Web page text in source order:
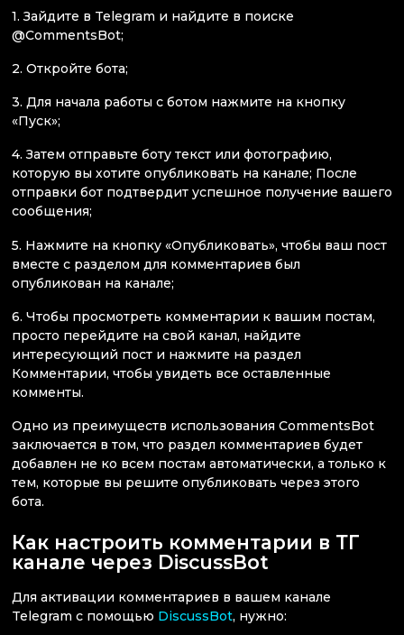
1. Зайдите в Telegram и найдите в поиске
@CommentsBot;
2. Откройте бота;
3. Для начала работы с ботом нажмите на кнопку
«Пуск»;
4. Затем отправьте боту текст или фотографию,
которую вы хотите опубликовать на канале; После
отправки бот подтвердит успешное получение вашего
сообщения;
5. Нажмите на кнопку «Опубликовать», чтобы ваш пост
вместе с разделом для комментариев был
опубликован на канале;
6. Чтобы просмотреть комментарии к вашим постам,
просто перейдите на свой канал, найдите
интересующий пост и нажмите на раздел
Комментарии, чтобы увидеть все оставленные
комменты.
Одно из преимуществ использования CommentsBot
заключается в том, что раздел комментариев будет
добавлен не ко всем постам автоматически, а только к
тем, которые вы решите опубликовать через этого
бота.
Как настроить комментарии в ТГ
канале через DiscussBot
Для активации комментариев в вашем канале
Telegram с помощью DiscussBot, нужно: